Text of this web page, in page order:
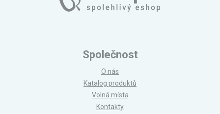
Společnost
O nás
Katalog produktů
Volná místa
Kontakty